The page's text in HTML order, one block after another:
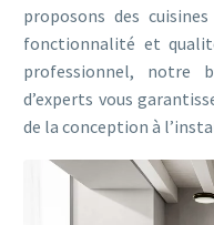
proposons des
fonctionnalité et
professionnel, notre
d’experts vous
de la conception à